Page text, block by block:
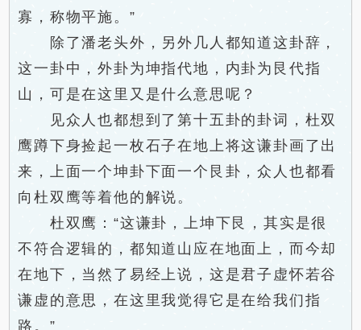
寡，称物平施。”
除了潘老头外，另外几人都知道这卦辞，
这一卦中，外卦为坤指代地，内卦为艮代指
山，可是在这里又是什么意思呢？
见众人也都想到了第十五卦的卦词，杜双
鹰蹲下身捡起一枚石子在地上将这谦卦画了出
来，上面一个坤卦下面一个艮卦，众人也都看
向杜双鹰等着他的解说。
杜双鹰：“这谦卦，上坤下艮，其实是很
不符合逻辑的，都知道山应在地面上，而今却
在地下，当然了易经上说，这是君子虚怀若谷
谦虚的意思，在这里我觉得它是在给我们指
路。”